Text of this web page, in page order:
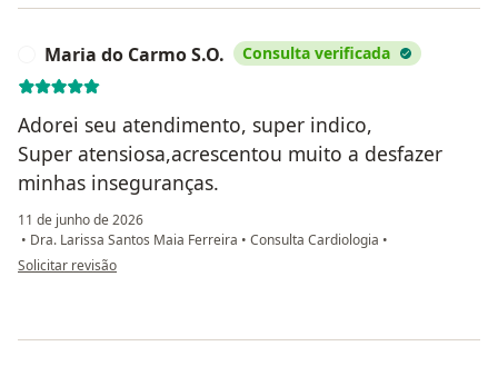
Maria do Carmo S.O. Consulta verificada
Adorei seu atendimento, super indico,
Super atensiosa,acrescentou muito a desfazer
minhas inseguranças.
11 de junho de 2026
• Dra. Larissa Santos Maia Ferreira • Consulta Cardiologia •
na opinião do utilizador Maria do Carmo S.O.
Solicitar revisão